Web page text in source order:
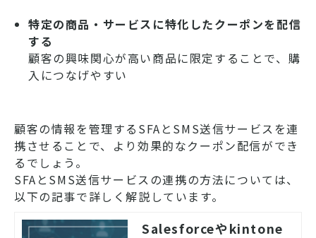
特定の商品・サービスに特化したクーポンを配信
する
顧客の興味関心が高い商品に限定することで、購
入につなげやすい
顧客の情報を管理するSFAとSMS送信サービスを連
携させることで、より効果的なクーポン配信ができ
るでしょう。
SFAとSMS送信サービスの連携の方法については、
以下の記事で詳しく解説しています。
Salesforceやkintone